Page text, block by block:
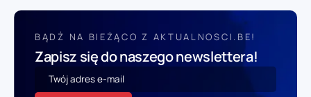
BĄDŹ NA BIEŻĄCO Z AKTUALNOSCI.BE!
Zapisz się do naszego newslettera!